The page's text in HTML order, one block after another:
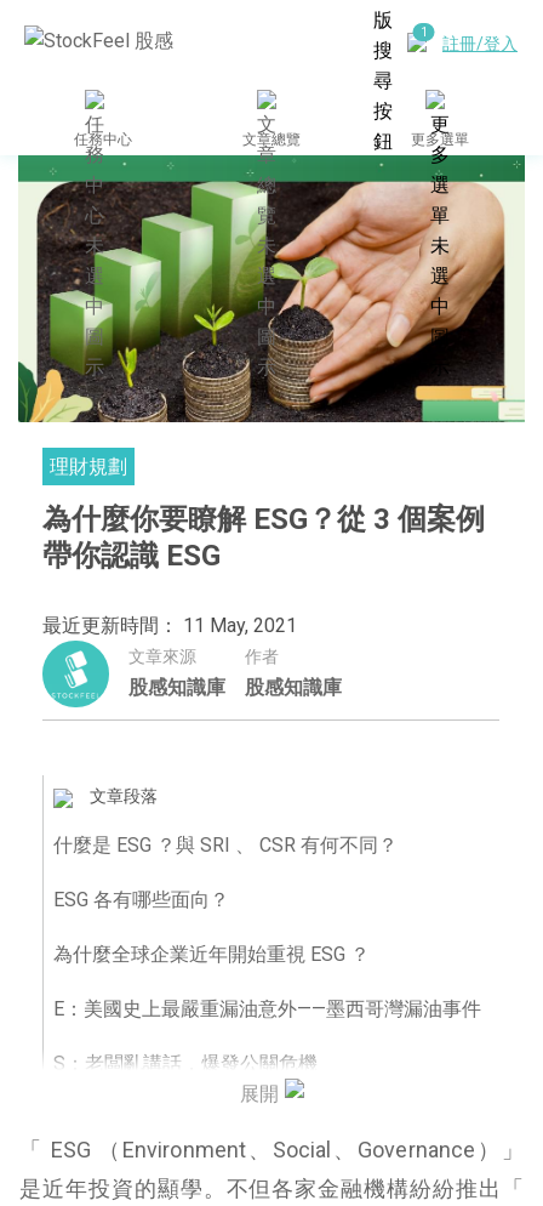
註冊/登入
任務中心 文章總覽 更多選單
理財規劃
為什麼你要瞭解 ESG？從 3 個案例
帶你認識 ESG
最近更新時間： 11 May, 2021
文章來源
股感知識庫
作者
股感知識庫
文章段落
什麼是 ESG ？與 SRI 、 CSR 有何不同？
ESG 各有哪些面向？
為什麼全球企業近年開始重視 ESG ？
E：美國史上最嚴重漏油意外——墨西哥灣漏油事件
S：老闆亂講話，爆發公關危機
太陽能發電模組過去四十年成本降低 99%
展開
「 ESG （Environment、Social、Governance）」
是近年投資的顯學。不但各家金融機構紛紛推出「